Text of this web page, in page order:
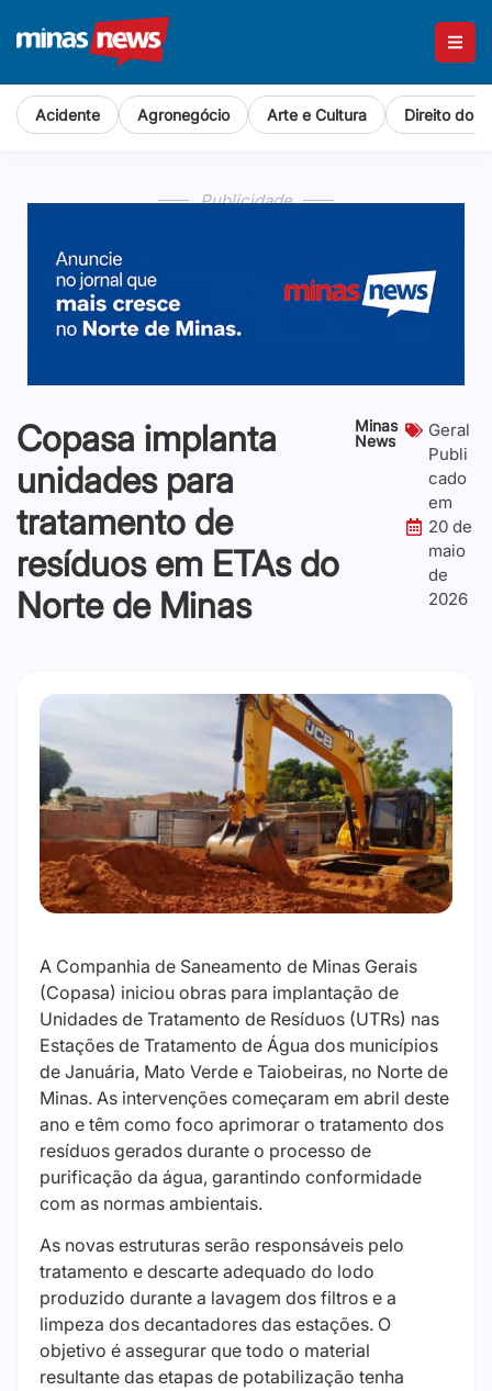
Acidente Agronegócio Arte e Cultura Direito do
Publicidade
Minas
News
Geral
Publi
cado
em
20 de
maio
de
2026
Copasa implanta
unidades para
tratamento de
resíduos em ETAs do
Norte de Minas
A Companhia de Saneamento de Minas Gerais
(Copasa) iniciou obras para implantação de
Unidades de Tratamento de Resíduos (UTRs) nas
Estações de Tratamento de Água dos municípios
de Januária, Mato Verde e Taiobeiras, no Norte de
Minas. As intervenções começaram em abril deste
ano e têm como foco aprimorar o tratamento dos
resíduos gerados durante o processo de
purificação da água, garantindo conformidade
com as normas ambientais.
As novas estruturas serão responsáveis pelo
tratamento e descarte adequado do lodo
produzido durante a lavagem dos filtros e a
limpeza dos decantadores das estações. O
objetivo é assegurar que todo o material
resultante das etapas de potabilização tenha